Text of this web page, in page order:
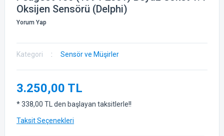
Oksijen Sensörü (Delphi)
Yorum Yap
Kategori Sensör ve Müşirler
3.250,00 TL
* 338,00 TL den başlayan taksitlerle!!
Taksit Seçenekleri